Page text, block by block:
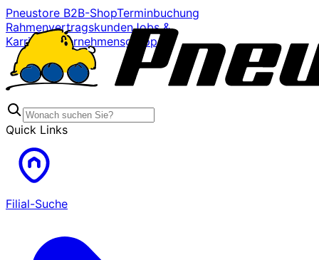
Pneustore B2B-ShopTerminbuchung
RahmenvertragskundenJobs &
Karriere
Unternehmensgruppe
Quick Links
Filial-Suche